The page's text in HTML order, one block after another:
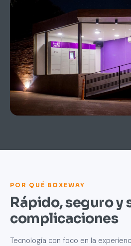
POR QUÉ BOXEWAY
Rápido, seguro y
complicaciones
Tecnología con foco en la